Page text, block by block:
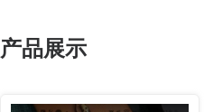
产品展示